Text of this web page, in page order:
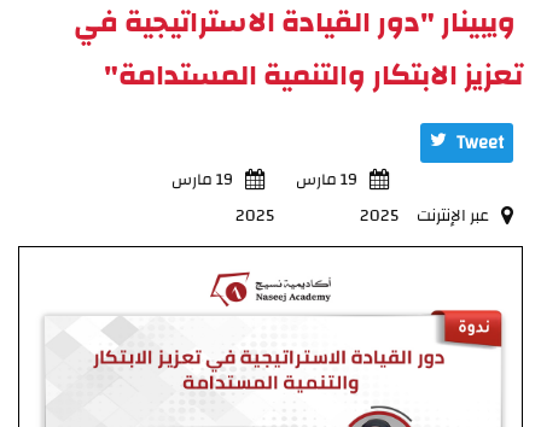
ويبينار "دور القيادة الاستراتيجية في
تعزيز الابتكار والتنمية المستدامة"
Tweet
عبر الإنترنت
19 مارس
2025
19 مارس
2025